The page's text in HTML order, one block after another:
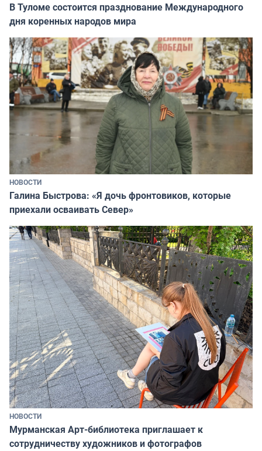
В Туломе состоится празднование Международного
дня коренных народов мира
НОВОСТИ
Галина Быстрова: «Я дочь фронтовиков, которые
приехали осваивать Север»
НОВОСТИ
Мурманская Арт-библиотека приглашает к
сотрудничеству художников и фотографов